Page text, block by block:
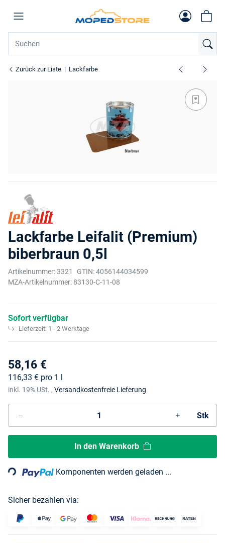
Zurück zur Liste Lackfarbe
Lackfarbe Leifalit (Premium)
biberbraun 0,5l
Artikelnummer:3321 GTIN:4056144034599
MZA-Artikelnummer: 83130-C-11-08
Sofort verfügbar
Lieferzeit: 1 - 2 Werktage
58,16 €
116,33 € pro 1 l
inkl. 19% USt. , Versandkostenfreie Lieferung
Stk
In den Warenkorb
Komponenten werden geladen ...
Sicher bezahlen via: